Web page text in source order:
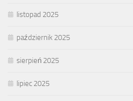
listopad 2025
październik 2025
sierpień 2025
lipiec 2025